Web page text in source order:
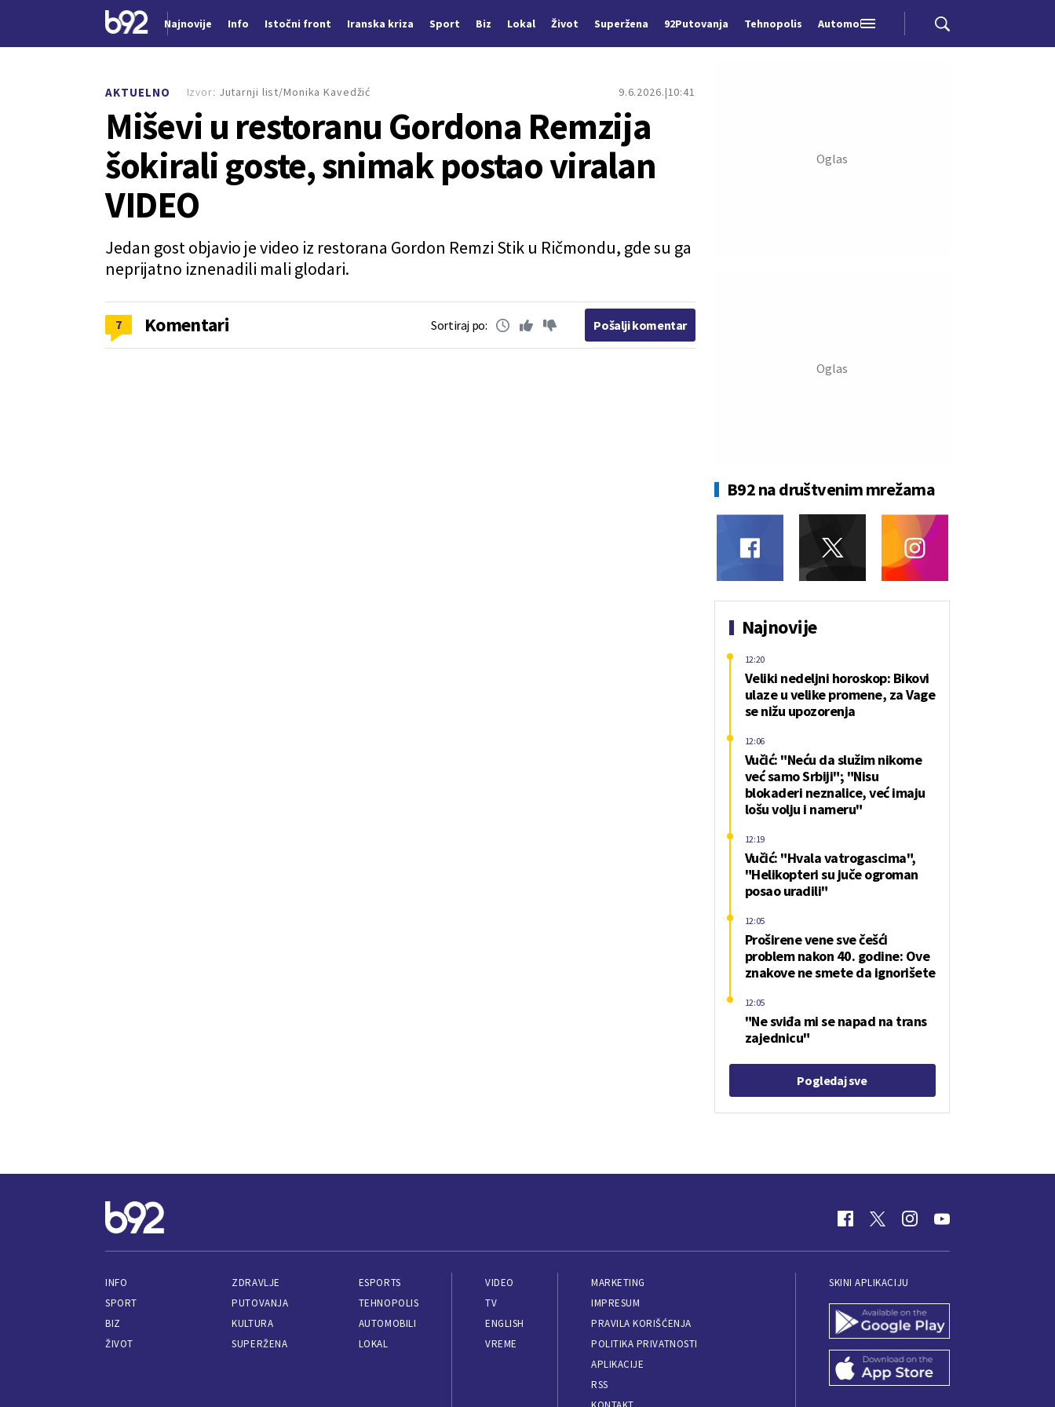
Najnovije Info Istočni front Iranska kriza Sport Biz Lokal Život Superžena 92Putovanja Tehnopolis Automobili
AKTUELNO 9.6.2026. 10:41
Miševi u restoranu Gordona Remzija
šokirali goste, snimak postao viralan
VIDEO
Jedan gost objavio je video iz restorana Gordon Remzi Stik u Ričmondu, gde su ga
neprijatno iznenadili mali glodari.
Izvor: Jutarnji list/Monika Kavedžić
7 Komentari Sortiraj po: Pošalji komentar
B92 na društvenim mrežama
Najnovije
Veliki nedeljni horoskop: Bikovi
ulaze u velike promene, za Vage
se nižu upozorenja
12:20
Vučić: "Neću da služim nikome
već samo Srbiji"; "Nisu
blokaderi neznalice, već imaju
lošu volju i nameru"
12:06
Vučić: "Hvala vatrogascima",
"Helikopteri su juče ogroman
posao uradili"
12:19
Proširene vene sve češći
problem nakon 40. godine: Ove
znakove ne smete da ignorišete
12:05
"Ne sviđa mi se napad na trans
zajednicu"
12:05
Pogledaj sve
INFO
SPORT
BIZ
ŽIVOT
ZDRAVLJE
PUTOVANJA
KULTURA
SUPERŽENA
ESPORTS
TEHNOPOLIS
AUTOMOBILI
LOKAL
VIDEO
TV
ENGLISH
VREME
MARKETING
IMPRESUM
PRAVILA KORIŠĆENJA
POLITIKA PRIVATNOSTI
APLIKACIJE
RSS
SKINI APLIKACIJU